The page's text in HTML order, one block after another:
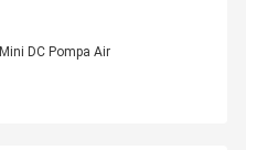
DC Pompa Air